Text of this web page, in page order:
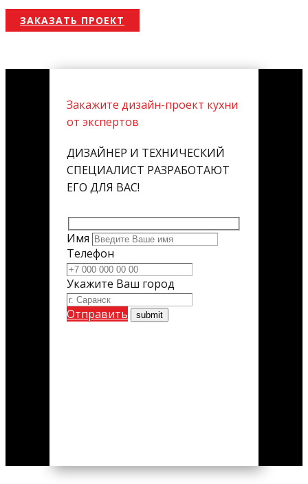
ЗАКАЗАТЬ ПРОЕКТ
Закажите дизайн-проект кухни
от экспертов
ДИЗАЙНЕР И ТЕХНИЧЕСКИЙ
СПЕЦИАЛИСТ РАЗРАБОТАЮТ
ЕГО ДЛЯ ВАС!
Имя
Телефон
Укажите Ваш город
Отправить